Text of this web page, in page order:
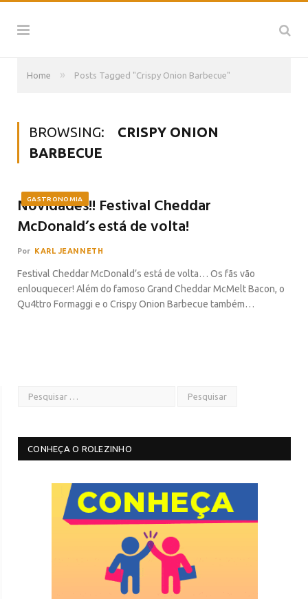
Home » Posts Tagged "Crispy Onion Barbecue"
BROWSING:
CRISPY ONION
BARBECUE
GASTRONOMIA
Novidades!! Festival Cheddar
McDonald’s está de volta!
Por KARL JEANNETH
Festival Cheddar McDonald’s está de volta… Os fãs vão
enlouquecer! Além do famoso Grand Cheddar McMelt Bacon, o
Qu4ttro Formaggi e o Crispy Onion Barbecue também…
CONHEÇA O ROLEZINHO